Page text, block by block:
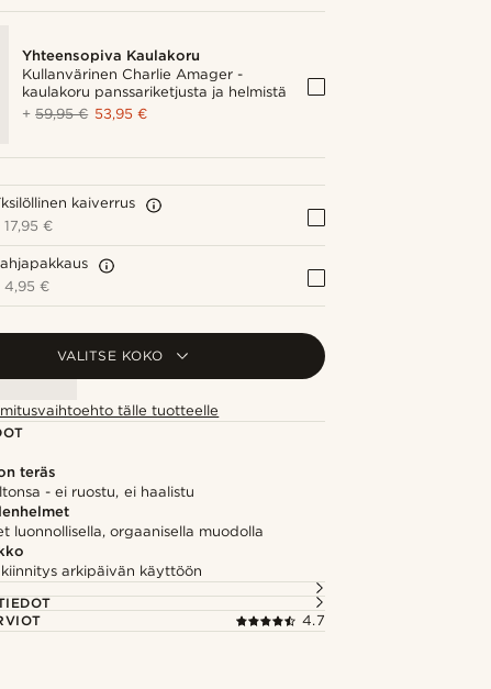
Yhteensopiva Kaulakoru
Kullanvärinen Charlie Amager -
kaulakoru panssariketjusta ja helmistä
+59,95 € 53,95 €
kaiverrus
17,95 €
4,95 €
VALITSE KOKO
tälle tuotteelle
teräs
- ei ruostu, ei haalistu
luonnollisella, orgaanisella muodolla
arkipäivän käyttöön
4.7